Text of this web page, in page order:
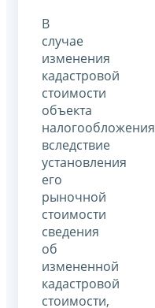
В
случае
изменения
кадастровой
стоимости
объекта
налогообложения
вследствие
установления
его
рыночной
стоимости
сведения
об
измененной
кадастровой
стоимости,